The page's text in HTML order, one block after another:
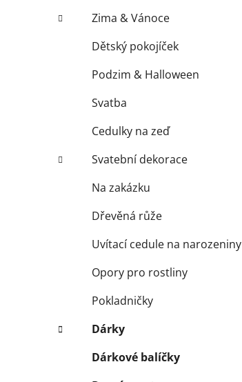
l
Zima & Vánoce
Dětský pokojíček
Podzim & Halloween
Svatba
Cedulky na zeď
Svatební dekorace
Na zakázku
Dřevěná růže
Uvítací cedule na narozeniny
Opory pro rostliny
Pokladničky
Dárky
Dárkové balíčky